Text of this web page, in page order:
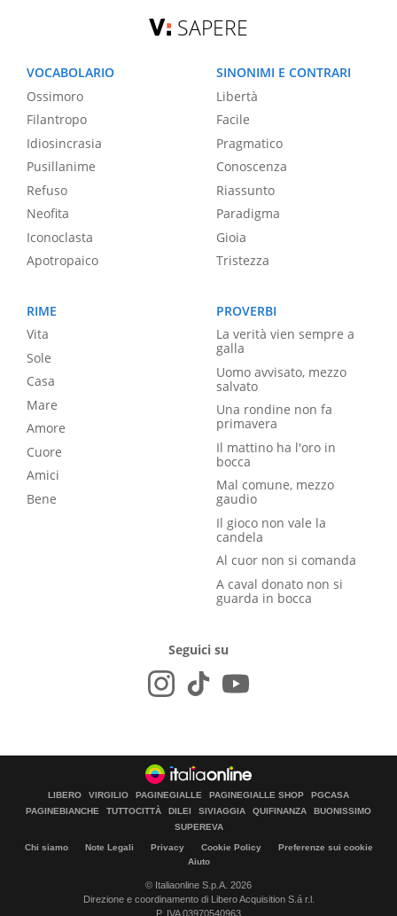
SAPERE
VOCABOLARIO
Ossimoro
Filantropo
Idiosincrasia
Pusillanime
Refuso
Neofita
Iconoclasta
Apotropaico
SINONIMI E CONTRARI
Libertà
Facile
Pragmatico
Conoscenza
Riassunto
Paradigma
Gioia
Tristezza
RIME
Vita
Sole
Casa
Mare
Amore
Cuore
Amici
Bene
PROVERBI
La verità vien sempre a
galla
Uomo avvisato, mezzo
salvato
Una rondine non fa
primavera
Il mattino ha l'oro in
bocca
Mal comune, mezzo
gaudio
Il gioco non vale la
candela
Al cuor non si comanda
A caval donato non si
guarda in bocca
Seguici su
LIBERO VIRGILIO PAGINEGIALLE PAGINEGIALLE SHOP
PGCASA
PAGINEBIANCHE
TUTTOCITTÀ DILEI SIVIAGGIA QUIFINANZA
BUONISSIMO
SUPEREVA
Chi siamo Note Legali Privacy Cookie Policy
Preferenze sui cookie
Aiuto
© Italiaonline S.p.A. 2026
Direzione e coordinamento di Libero Acquisition S.á r.l.
P. IVA 03970540963